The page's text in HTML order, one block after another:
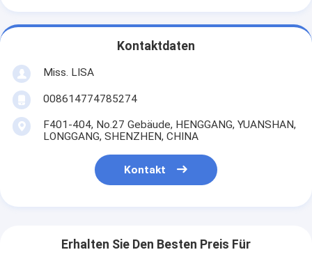
Kontaktdaten
Miss. LISA
008614774785274
F401-404, No.27 Gebäude, HENGGANG, YUANSHAN,
LONGGANG, SHENZHEN, CHINA
Kontakt
Erhalten Sie Den Besten Preis Für